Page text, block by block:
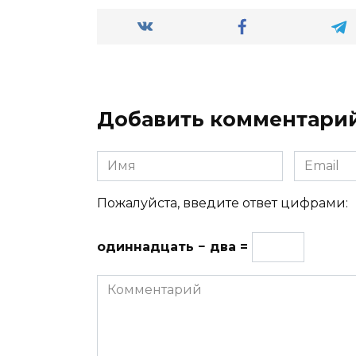
Добавить
Имя Email
Пожалуйста, введите ответ цифрами:
одиннадцать − два =
Комментарий